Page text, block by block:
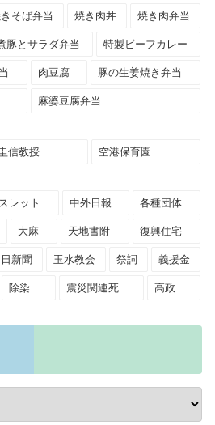
そば弁当 焼き肉丼 焼き肉弁当
豚とサラダ弁当 特製ビーフカレー
肉豆腐 豚の生姜焼き弁当
麻婆豆腐弁当
信教授 空港保育園
レット 中外日報 各種団体
大麻 天地書附 復興住宅
新聞 玉水教会 祭詞 義援金
除染 震災関連死 高政